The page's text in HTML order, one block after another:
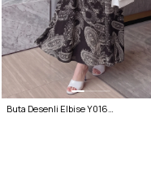
Buta Desenli Elbise Y0165 - KOYU KAHVE